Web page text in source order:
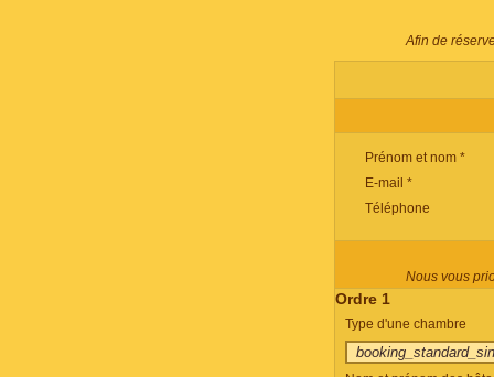
Afin de
Prénom et nom *
E-mail *
Téléphone
Nous vous
Ordre 1
Type d'une chambre